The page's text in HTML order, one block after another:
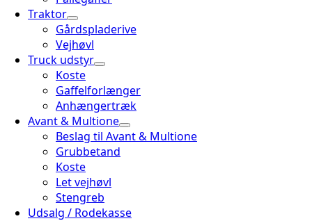
Traktor
Gårdspladerive
Vejhøvl
Truck udstyr
Koste
Gaffelforlænger
Anhængertræk
Avant & Multione
Beslag til Avant & Multione
Grubbetand
Koste
Let vejhøvl
Stengreb
Udsalg / Rodekasse